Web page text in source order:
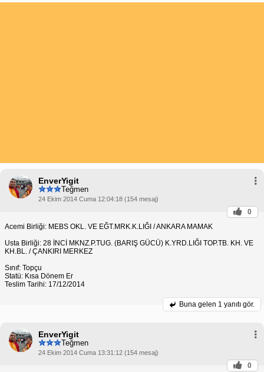
EnverYigit
Teğmen
24 Ekim 2014 Cuma 12:04:18 (154 mesaj)
0
Acemi Birliği: MEBS OKL. VE EĞT.MRK.K.LIĞI / ANKARA MAMAK
Usta Birliği: 28 İNCİ MKNZ.P.TUG. (BARIŞ GÜCÜ) K.YRD.LIĞI TOP.TB. KH. VE
KH.BL. / ÇANKIRI MERKEZ
Sınıf: Topçu
Statü: Kısa Dönem Er
Teslim Tarihi: 17/12/2014
Buna gelen 1 yanıtı gör.
EnverYigit
Teğmen
24 Ekim 2014 Cuma 13:31:12 (154 mesaj)
0